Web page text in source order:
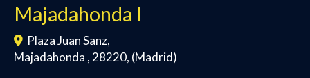
Majadahonda I
Plaza Juan Sanz,
Majadahonda , 28220, (Madrid)